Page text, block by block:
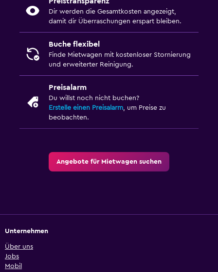
Dir werden die Gesamtkosten angezeigt,
damit dir Überraschungen erspart bleiben.
Buche flexibel
Finde Mietwagen mit kostenloser Stornierung
und erweiterter Reinigung.
Preisalarm
Du willst noch nicht buchen?
Erstelle einen Preisalarm, um Preise zu
beobachten.
Angebote für Mietwagen suchen
Unternehmen
Über uns
Jobs
Mobil